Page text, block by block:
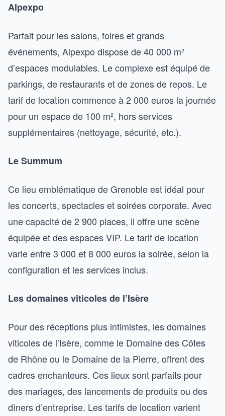
Alpexpo
Parfait pour les salons, foires et grands
événements, Alpexpo dispose de 40 000 m²
d’espaces modulables. Le complexe est équipé de
parkings, de restaurants et de zones de repos. Le
tarif de location commence à 2 000 euros la journée
pour un espace de 100 m², hors services
supplémentaires (nettoyage, sécurité, etc.).
Le Summum
Ce lieu emblématique de Grenoble est idéal pour
les concerts, spectacles et soirées corporate. Avec
une capacité de 2 900 places, il offre une scène
équipée et des espaces VIP. Le tarif de location
varie entre 3 000 et 8 000 euros la soirée, selon la
configuration et les services inclus.
Les domaines viticoles de l’Isère
Pour des réceptions plus intimistes, les domaines
viticoles de l’Isère, comme le Domaine des Côtes
de Rhône ou le Domaine de la Pierre, offrent des
cadres enchanteurs. Ces lieux sont parfaits pour
des mariages, des lancements de produits ou des
dîners d’entreprise. Les tarifs de location varient